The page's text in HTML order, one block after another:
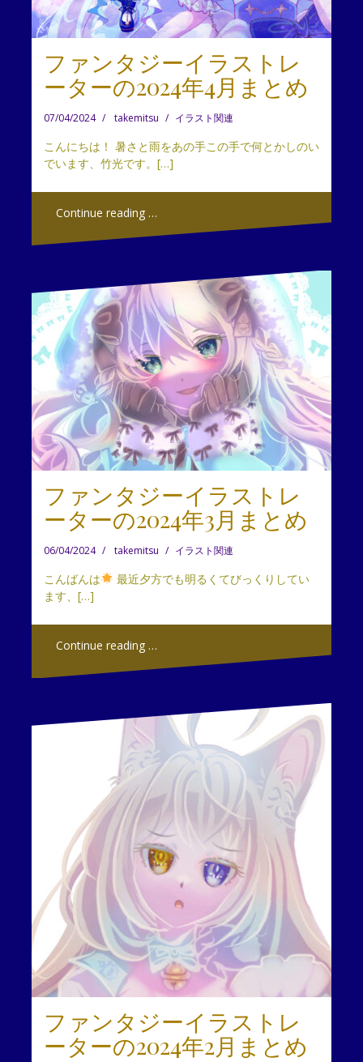
ファンタジーイラストレ
ーターの2024年4月まとめ
07/04/2024 takemitsu イラスト関連
こんにちは！ 暑さと雨をあの手この手で何とかしのい
でいます、竹光です。[…]
Continue reading …
ファンタジーイラストレ
ーターの2024年3月まとめ
06/04/2024 takemitsu イラスト関連
こんばんは
最近夕方でも明るくてびっくりしてい
ます、[…]
Continue reading …
ファンタジーイラストレ
ーターの2024年2月まとめ